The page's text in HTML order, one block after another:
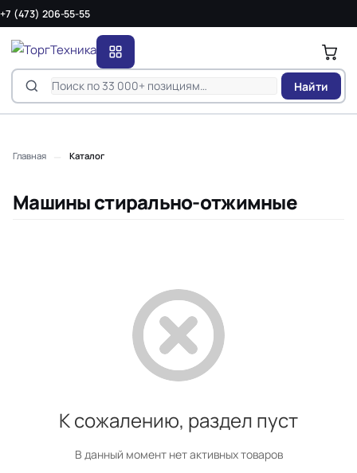
+7 (473) 206-55-55
Найти
Главная Каталог
Машины стирально-отжимные
К сожалению, раздел пуст
В данный момент нет активных товаров